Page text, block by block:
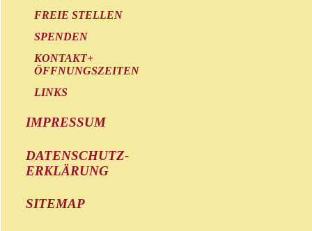
FREIE STELLEN
SPENDEN
KONTAKT+
ÖFFNUNGSZEITEN
LINKS
IMPRESSUM
DATENSCHUTZ-
ERKLÄRUNG
SITEMAP